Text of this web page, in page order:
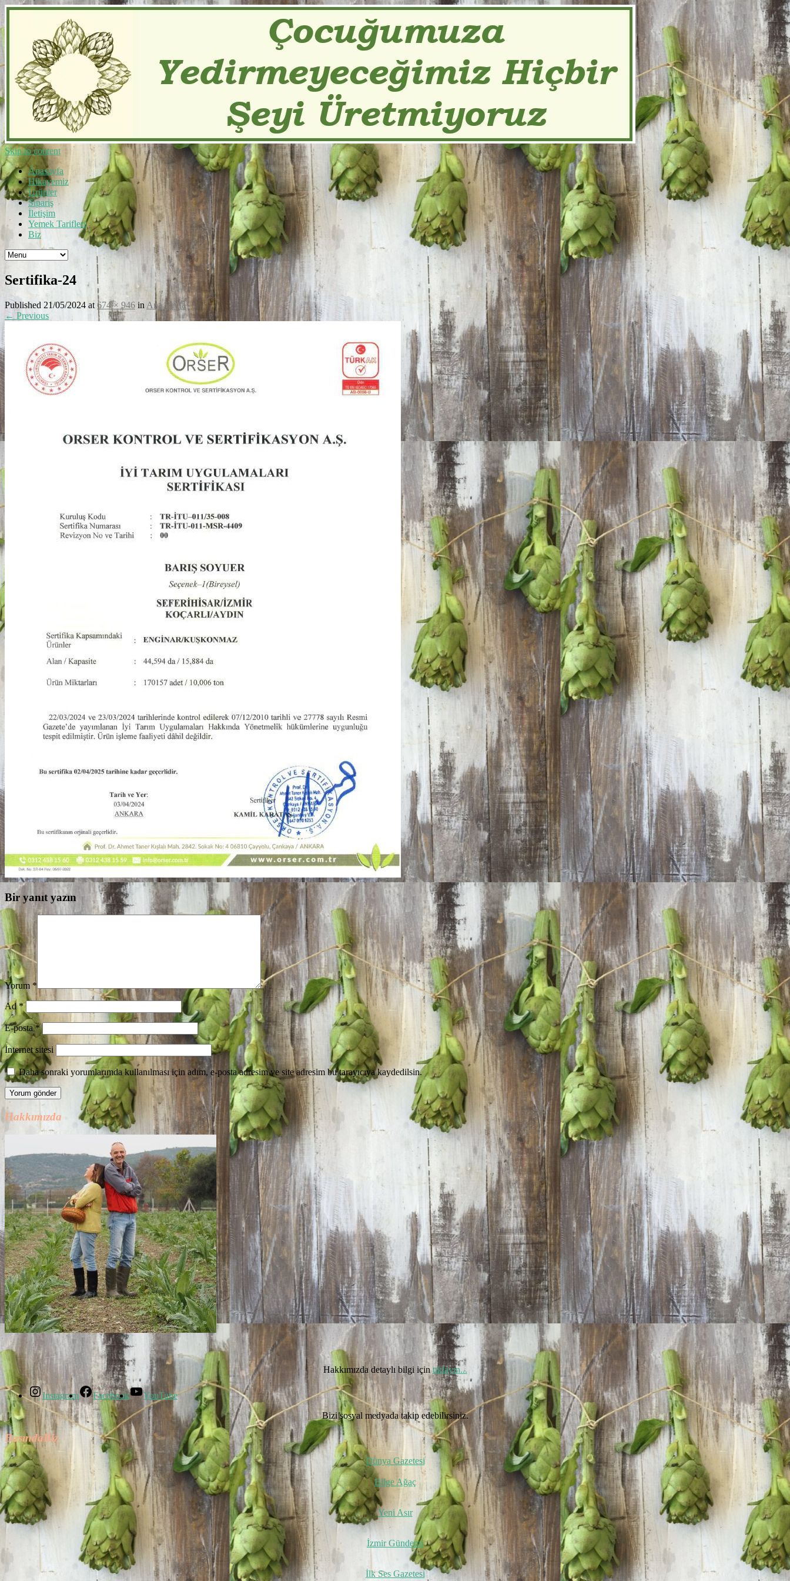
Skip to content
Anasayfa
Hikayemiz
Ürünler
Sipariş
İletişim
Yemek Tarifleri
Biz
Sertifika-24
Published 21/05/2024 at 674 × 946 in Ana Sayfa
← Previous
Bir yanıt yazın
Yorum *
Ad*
E-posta*
İnternet sitesi
Daha sonraki yorumlarımda kullanılması için adım, e-posta adresim ve site adresim bu tarayıcıya kaydedilsin.
Hakkımızda
Hakkımızda detaylı bilgi içintıklayın...
Instagram Facebook
YouTube
Bizi sosyal medyada takip edebilirsiniz.
BasındaBiz
Dünya Gazetesi
Bilge Ağaç
Yeni Asır
İzmir Gündemi
İlk Ses Gazetesi